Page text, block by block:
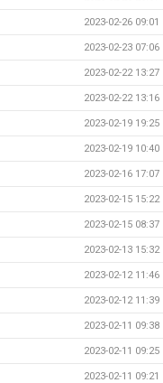
2023-02-26 09:01
2023-02-23 07:06
2023-02-22 13:27
2023-02-22 13:16
2023-02-19 19:25
2023-02-19 10:40
2023-02-16 17:07
2023-02-15 15:22
2023-02-15 08:37
2023-02-13 15:32
2023-02-12 11:46
2023-02-12 11:39
2023-02-11 09:38
2023-02-11 09:25
2023-02-11 09:21